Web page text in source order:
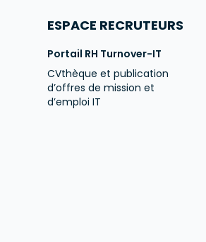
ESPACE RECRUTEURS
Portail RH Turnover-IT
CVthèque et publication
d’offres de mission et
d’emploi IT